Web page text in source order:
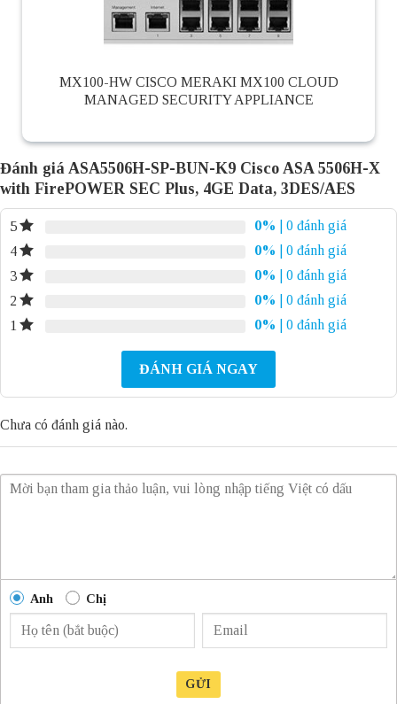
MX100-HW CISCO MERAKI MX100 CLOUD
MANAGED SECURITY APPLIANCE
Đánh giá ASA5506H-SP-BUN-K9 Cisco ASA 5506H-X
with FirePOWER SEC Plus, 4GE Data, 3DES/AES
5 0%
| 0 đánh giá
4
0%
| 0 đánh giá
3
0%
| 0 đánh giá
2
0%
| 0 đánh giá
1
0% | 0 đánh giá
ĐÁNH GIÁ NGAY
Chưa có đánh giá nào.
Anh Chị
GỬI